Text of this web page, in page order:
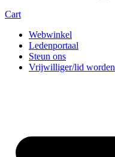
Cart
Webwinkel
Ledenportaal
Steun ons
Vrijwilliger/lid worden